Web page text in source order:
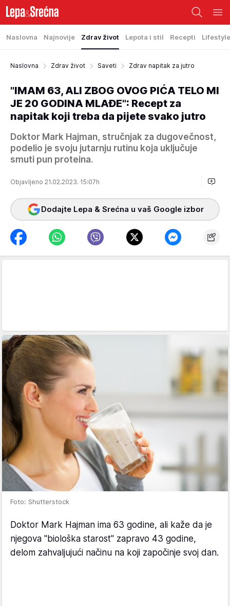
Naslovna Najnovije Zdrav život Lepota i stil Recepti Lifestyle
Naslovna Zdrav život Saveti Zdrav napitak za jutro
"IMAM 63, ALI ZBOG OVOG PIĆA TELO MI
JE 20 GODINA MLAĐE": Recept za
napitak koji treba da pijete svako jutro
Doktor Mark Hajman, stručnjak za dugovečnost,
podelio je svoju jutarnju rutinu koja uključuje
smuti pun proteina.
Objavljeno 21.02.2023. 15:07h
Dodajte Lepa & Srećna u vaš Google izbor
Foto: Shutterstock
Doktor Mark Hajman ima 63 godine, ali kaže da je
njegova "biološka starost" zapravo 43 godine,
delom zahvaljujući načinu na koji započinje svoj dan.